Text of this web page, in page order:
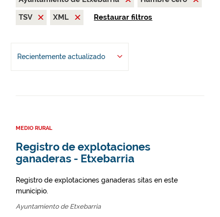
TSV
XML Restaurar filtros
Recientemente actualizado
MEDIO RURAL
Registro de explotaciones
ganaderas - Etxebarria
Registro de explotaciones ganaderas sitas en este
municipio.
Ayuntamiento de Etxebarria